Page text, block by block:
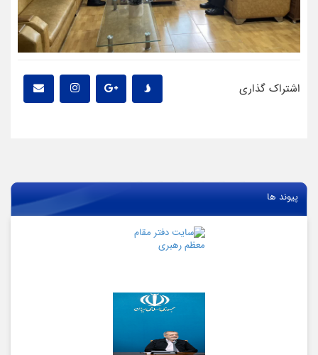
اشتراک گذاری
پیوند ها